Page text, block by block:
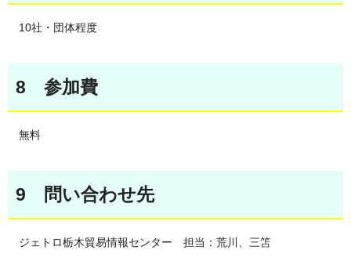
10社・団体程度
8 参加費
無料
9 問い合わせ先
ジェトロ栃木貿易情報センター 担当：荒川、三笘